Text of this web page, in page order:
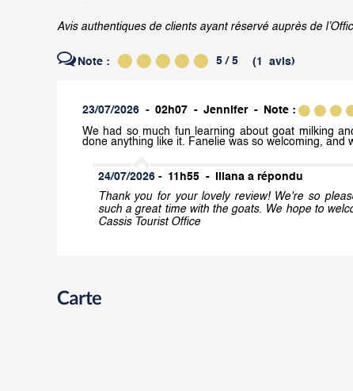
Avis authentiques de clients ayant réservé auprès de
Note : 5 / 5 (1 avis)
23/07/2026 02h07 Jennifer Note :
We had so much fun learning about goat milking
done anything like it. Fanelie was so welcoming, and
24/07/2026 11h55
Illana a répondu
Thank you for your lovely review! We're so
such a great time with the goats. We hope to
Cassis Tourist Office
Carte